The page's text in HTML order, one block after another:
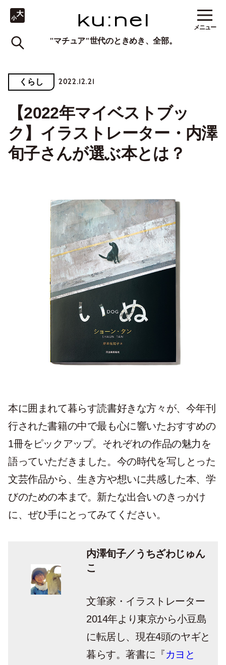
"マチュア"世代のときめき、全部。
メニュー
くらし 2022.12.21
【2022年マイベストブッ
ク】イラストレーター・内澤
旬子さんが選ぶ本とは？
本に囲まれて暮らす読書好きな方々が、今年刊
行された書籍の中で最も心に響いたおすすめの
1冊をピックアップ。それぞれの作品の魅力を
語っていただきました。今の時代を写しとった
文芸作品から、生き方や想いに共感した本、学
びのための本まで。新たな出合いのきっかけ
に、ぜひ手にとってみてください。
内澤旬子／うちざわじゅん
こ
文筆家・イラストレーター
2014年より東京から小豆島
に転居し、現在4頭のヤギと
暮らす。著書に『カヨと